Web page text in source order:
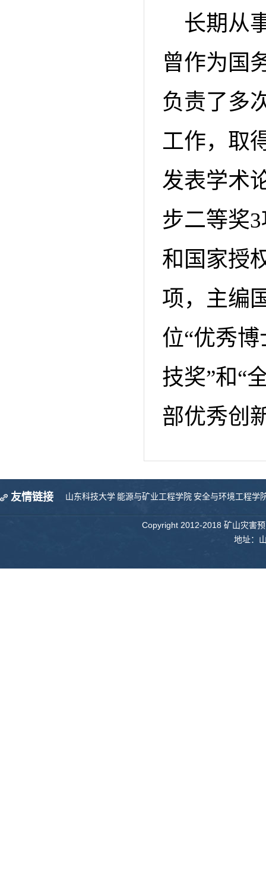
长期从
曾作为国
负责了多
工作，取
发表学术
步二等奖
和国家授
项，主编
位“优秀
技奖”和“
部优秀创
友情链接 山东科技大学 能源与矿业工程学院 安全与环境工程学
Copyright 2012-2018 矿山灾害
地址：